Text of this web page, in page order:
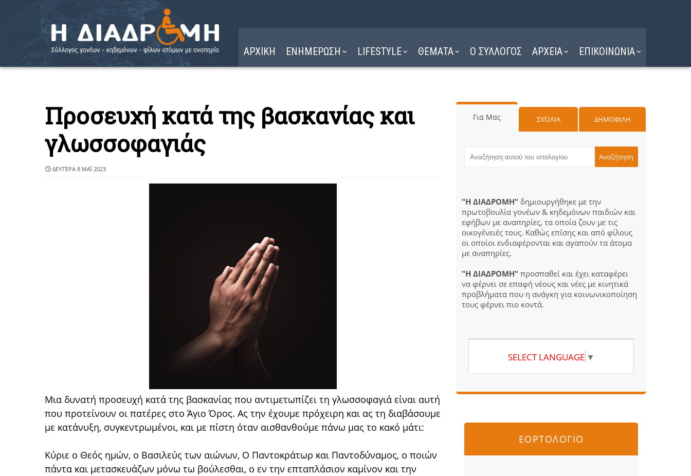
ΑΡΧΙΚΗ ΕΝΗΜΕΡΩΣΗ LIFESTYLE ΘΕΜΑΤΑ Ο ΣΥΛΛΟΓΟΣ ΑΡΧΕΙΑ ΕΠΙΚΟΙΝΩΝΙΑ
Προσευχή κατά της βασκανίας και
γλωσσοφαγιάς
ΔΕΥΤΈΡΑ 8 ΜΑΪ́ 2023
Μια δυνατή προσευχή κατά της βασκανίας που αντιμετωπίζει τη γλωσσοφαγιά είναι αυτή
που προτείνουν οι πατέρες στο Άγιο Όρος. Ας την έχουμε πρόχειρη και ας τη διαβάσουμε
με κατάνυξη, συγκεντρωμένοι, και με πίστη όταν αισθανθούμε πάνω μας το κακό μάτι:
Κύριε ο Θεός ημών, ο Βασιλεύς των αιώνων, Ο Παντοκράτωρ και Παντοδύναμος, ο ποιών
πάντα και μετασκευάζων μόνω τω βούλεσθαι, ο εν την επταπλάσιον καμίνον και την
Για Μας ΣΧΌΛΙΑ ΔΗΜΟΦΙΛΗ
"Η ΔΙΑΔΡΟΜΗ" δημιουργήθηκε με την
πρωτοβουλία γονέων & κηδεμόνων παιδιών και
εφήβων με αναπηρίες, τα οποία ζουν με τις
οικογένειές τους. Καθώς επίσης και από φίλους
οι οποίοι ενδιαφέρονται και αγαπούν τα άτομα
με αναπηρίες.
"Η ΔΙΑΔΡΟΜΗ" προσπαθεί και έχει καταφέρει
να φέρνει σε επαφή νέους και νέες με κινητικά
προβλήματα που η ανάγκη για κοινωνικοποίηση
τους φέρνει πιο κοντά.
SELECT LANGUAGE ▼
ΕΟΡΤΟΛΟΓΙΟ